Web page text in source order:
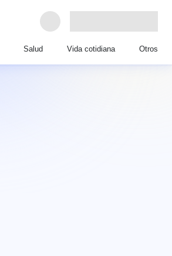
Salud Vida cotidiana Otros